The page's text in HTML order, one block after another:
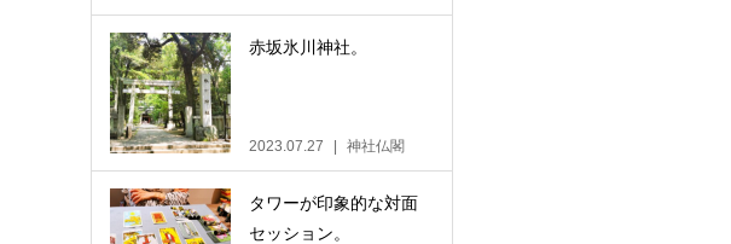
赤坂氷川神社。
2023.07.27 神社仏閣
タワーが印象的な対面
セッション。